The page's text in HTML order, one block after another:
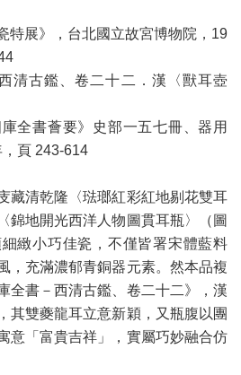
特展》，台北國立故宮博物院，19
清古鑑、卷二十二．漢〈獸耳壺
全書薈要》史部一五七冊、器用
頁 243-614
藏清乾隆〈琺瑯紅彩紅地剔花雙耳
錦地開光西洋人物圖貫耳瓶〉（圖
緻小巧佳瓷，不僅皆署宋體藍料
，充滿濃郁青銅器元素。然本品複
全書－西清古鑑、卷二十二》，漢
其雙夔龍耳立意新穎，又瓶腹以團
意「富貴吉祥」，實屬巧妙融合仿